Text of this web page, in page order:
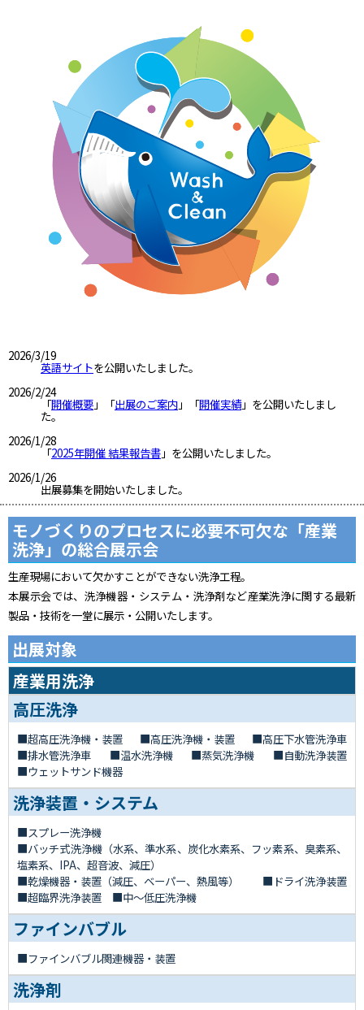
2026/3/19
英語サイトを公開いたしました。​
2026/2/24
「開催概要 」「出展のご案内 」「開催実績」を公開いたしまし
た。​
2026/1/28
「2025年開催 結果報告書 」を公開いたしました。​
2026/1/26
出展募集を開始いたしました。
モノづくりのプロセスに必要不可欠な「産業
洗浄」の総合展示会
生産現場において欠かすことができない洗浄工程。
本展示会では、洗浄機器・システム・洗浄剤など産業洗浄に関する最新
製品・技術を一堂に展示・公開いたします。
出展対象
産業用洗浄
高圧洗浄
超高圧洗浄機・装置 高圧洗浄機・装置
高圧下水管洗浄車
排水管洗浄車
温水洗浄機 蒸気洗浄機
自動洗浄装置
ウェットサンド機器
洗浄装置・システム
スプレー洗浄機
バッチ式洗浄機（水系、準水系、炭化水素系、フッ素系、臭素系、
塩素系、IPA、超音波、減圧）
乾燥機器・装置（減圧、ベーパー、熱風等）
ドライ洗浄装置
超臨界洗浄装置
■中～低圧洗浄機
ファインバブル
ファインバブル関連機器・装置
洗浄剤